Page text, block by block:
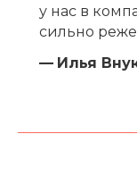
у нас в
сильно реже
— Илья